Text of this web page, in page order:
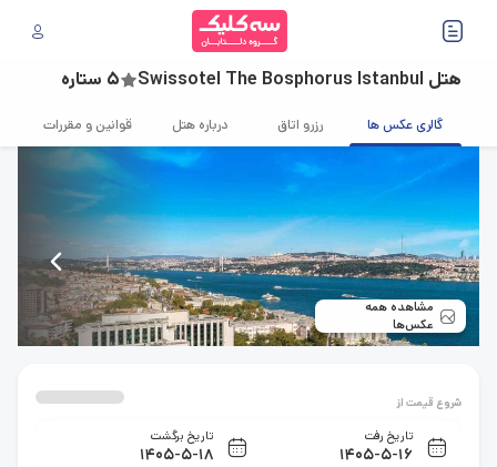
هتل Swissotel The Bosphorus Istanbul 5 ستاره
گالری عکس ها رزرو اتاق درباره هتل قوانین و مقررات
مشاهده همه
عکس‌ها
شروع قیمت از
تاریخ رفت
1405-5-16
تاریخ برگشت
1405-5-18